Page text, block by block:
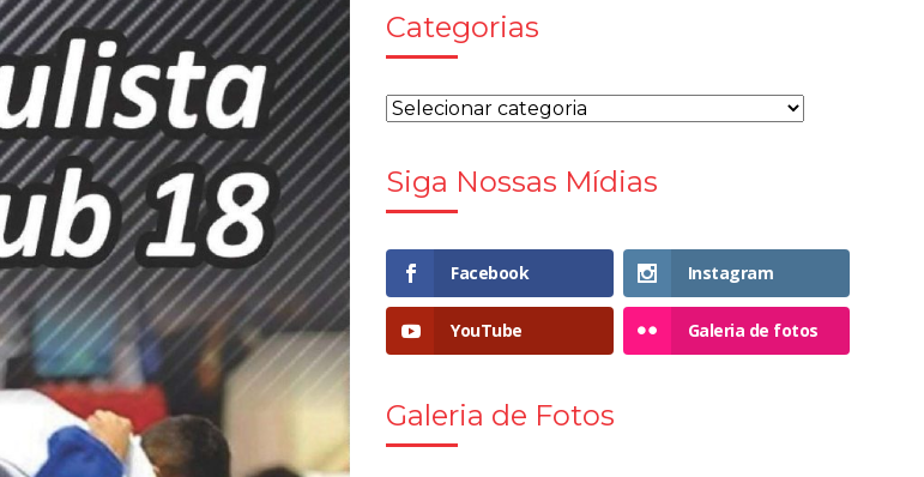
Categorias
Siga Nossas Mídias
Facebook Instagram
YouTube Galeria de fotos
Galeria de Fotos